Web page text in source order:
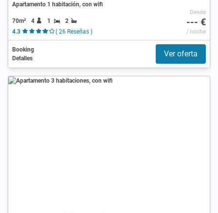
Apartamento 1 habitación, con wifi
70m² 4 1
2
4.3
( 26 Reseñas )
Desde
--- €
/ noche
Booking
Detalles
Ver oferta